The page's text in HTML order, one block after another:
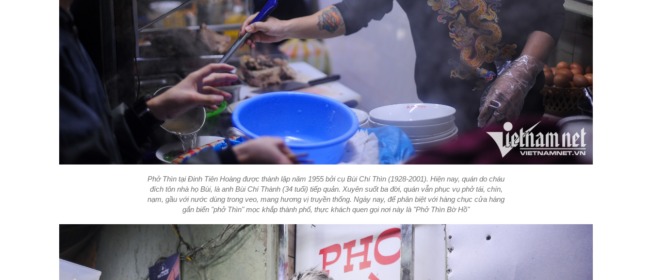
Phở Thìn tại Đinh Tiên Hoàng được thành lập năm 1955 bởi cụ Bùi Chí Thìn (1928-2001). Hiện nay, quán do cháu
đích tôn nhà họ Bùi, là anh Bùi Chí Thành (34 tuổi) tiếp quản. Xuyên suốt ba đời, quán vẫn phục vụ phở tái, chín,
nạm, gầu với nước dùng trong veo, mang hương vị truyền thống. Ngày nay, để phân biệt với hàng chục cửa hàng
gắn biển "phở Thìn" mọc khắp thành phố, thực khách quen gọi nơi này là "Phở Thìn Bờ Hồ"